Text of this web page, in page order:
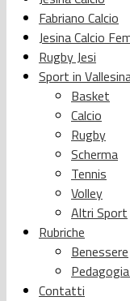
Fabriano Calcio
Jesina Calcio
Rugby Jesi
Sport in
Basket
Calcio
Rugby
Scherma
Tennis
Volley
Altri Sport
Rubriche
Benessere
Contatti